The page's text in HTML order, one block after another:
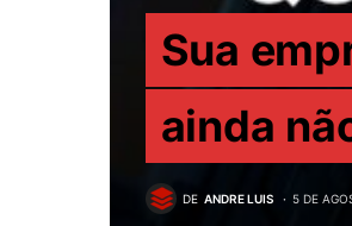
Sua
ainda
DE ANDRE LUIS 5 DE